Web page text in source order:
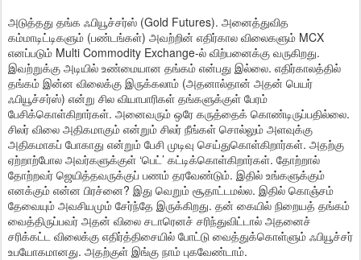
அடுத்தது தங்க ஃபியூச்சர்ஸ் (Gold Futures). அனைத்துவித
கம்மாடிட்டிகளும் (பண்டங்கள்) அவற்றின் எதிர்கால விலைகளும் MCX
எனப்படும் Multi Commodity Exchange-ல் விற்பனைக்கு வருகிறது.
இவற்றுக்கு அடியில் உண்மையான தங்கம் என்பது இல்லை. எதிர்காலத்தில்
தங்கம் இன்ன விலைக்கு இருக்கலாம் (அதனால்தான் அதன் பெயர்
ஃபியூச்சர்ஸ்) என்று சில வியாபாரிகள் தங்களுக்குள் பேரம்
பேசிக்கொள்கிறார்கள். அனைவரும் ஒரே கருத்தைக் கொண்டிருப்பதில்லை.
சிலர் விலை அதிகமாகும் என்றும் சிலர் நீங்கள் சொல்லும் அளவுக்கு
அதிகமாகப் போகாது என்றும் பேசி முடிவு செய்துகொள்கிறார்கள். அதற்கு
ஏற்றாற்போல அவர்களுக்குள் ‘பெட்’ கட்டிக்கொள்கிறார்கள். தோற்றால்
தோற்றவர் ஜெயித்தவருக்குப் பணம் தரவேண்டும். இதில் உங்களுக்கும்
எனக்கும் என்ன பிரச்னை? இது வெறும் சூதாட்டமல்ல. இதில் கொஞ்சம்
தேவையும் அவசியமும் சேர்ந்தே இருக்கிறது. தன் கையில் நிறையத் தங்கம்
வைத்திருப்பவர் அதன் விலை சடாரெனச் சரிந்துவிட்டால் அதனைச்
சரிக்கட்ட விலைக்கு எதிர்த்திசையில் போட்டு வைத்துக்கொள்ளும் ஃபியூச்சர்
உபயோகமானது. அதற்குள் இங்கு நாம் புகவேண்டாம்.